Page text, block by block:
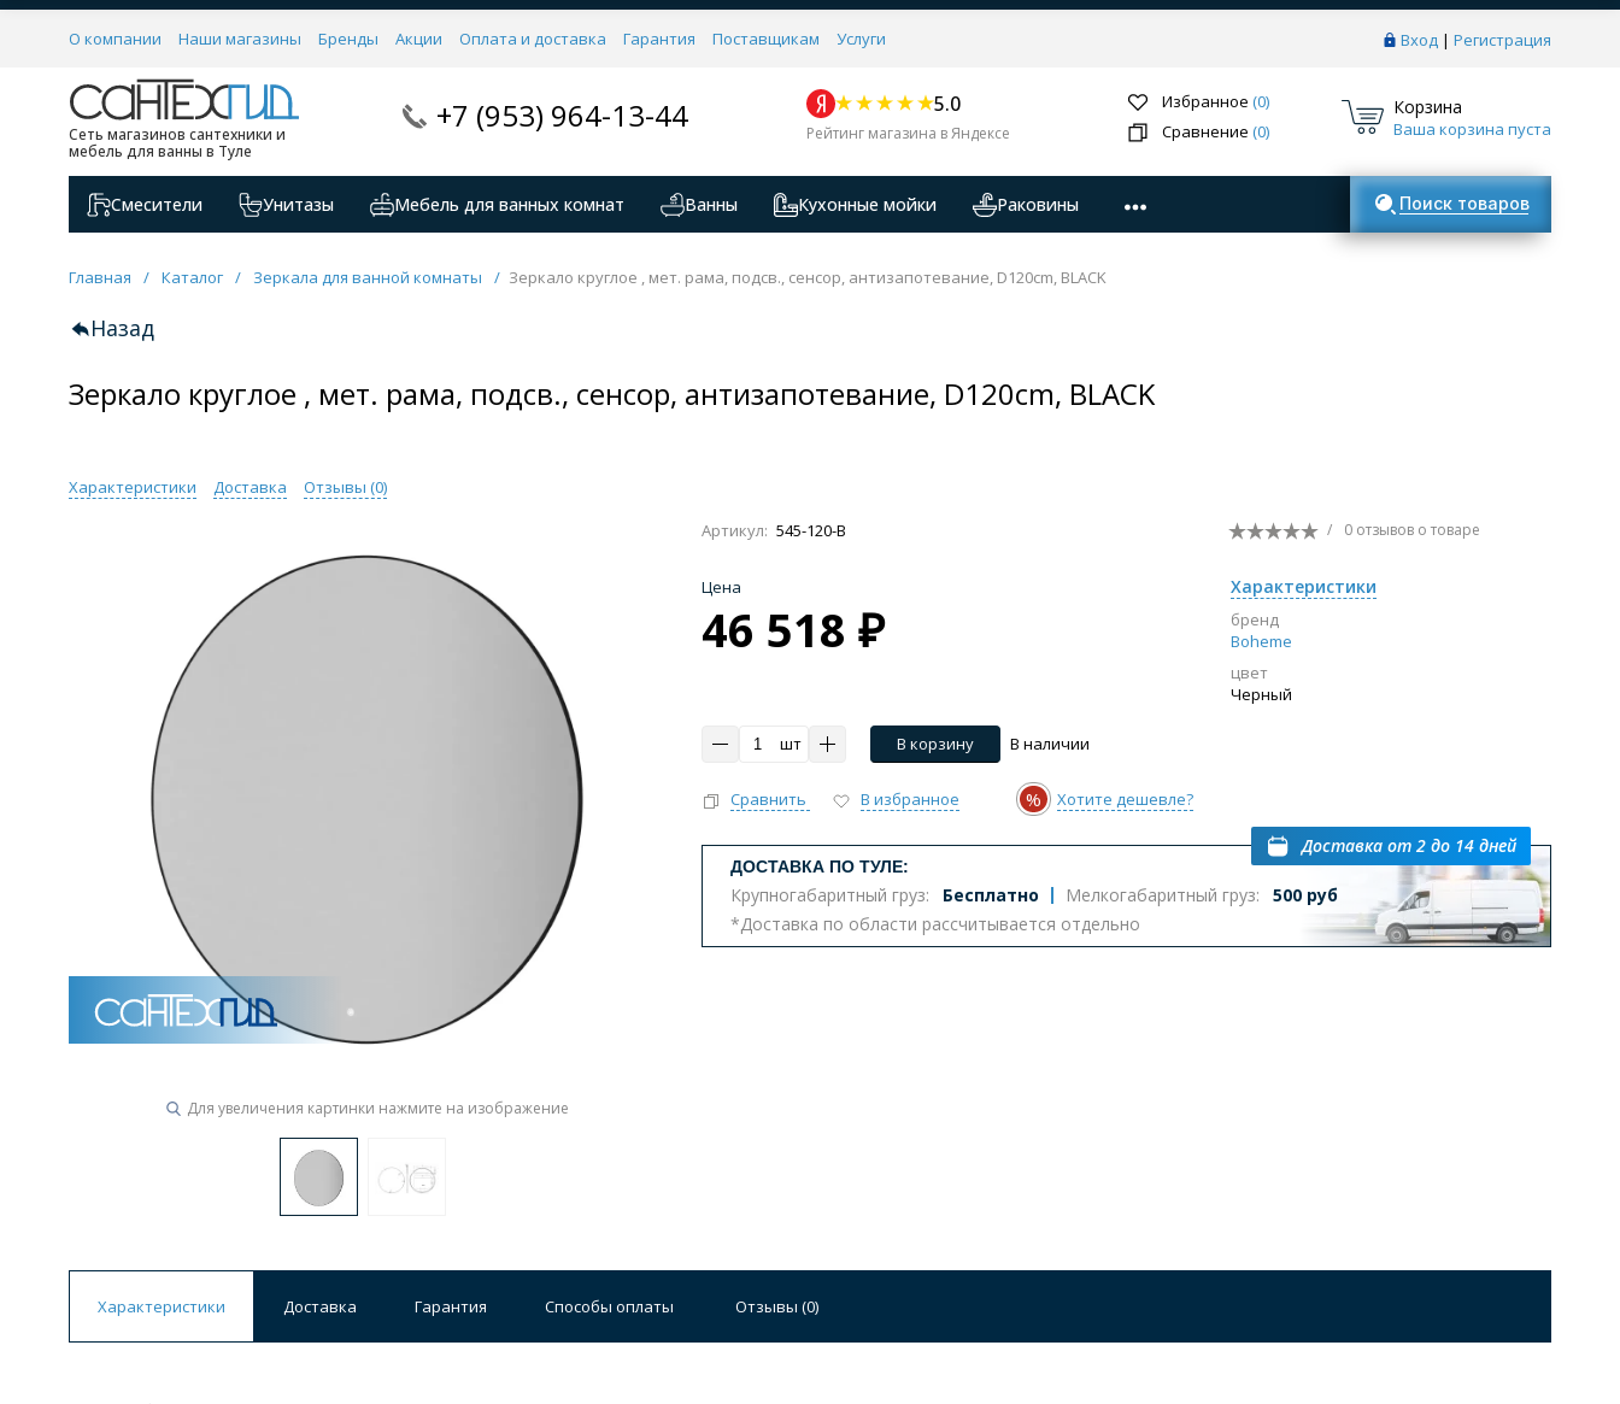
Вход | Регистрация
О компании Наши магазины Бренды Акции Оплата и доставка Гарантия Поставщикам Услуги
Сеть магазинов сантехники и
мебель для ванны в Туле
+7 (953) 964-13-44 5.0
Рейтинг магазина в Яндексе
Избранное (0)
Сравнение (0)
Корзина
Ваша корзина пуста
Смесители Унитазы Мебель для ванных комнат Ванны Кухонные мойки Раковины Поиск товаров
Главная / Каталог / Зеркала для ванной комнаты / Зеркало круглое , мет. рама, подсв., сенсор, антизапотевание, D120cm, BLACK
Назад
Зеркало круглое , мет. рама, подсв., сенсор, антизапотевание, D120cm, BLACK
Характеристики Доставка Отзывы (0)
Для увеличения картинки нажмите на изображение
Артикул: 545-120-B / 0 отзывов о товаре
Цена
46 518 ₽
Характеристики
бренд
Boheme
цвет
Черный
шт В корзину В наличии
Сравнить В избранное % Хотите дешевле?
ДОСТАВКА ПО ТУЛЕ:
Крупногабаритный груз: Бесплатно Мелкогабаритный груз:
500 руб
*Доставка по области рассчитывается отдельно
Доставка от 2 до 14 дней
Характеристики Доставка Гарантия Способы оплаты Отзывы (0)